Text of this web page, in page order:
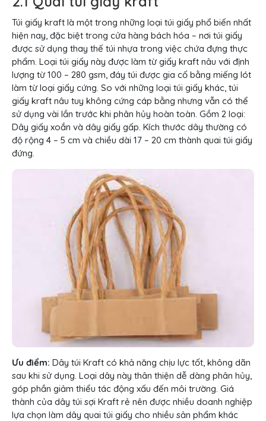
Túi giấy kraft là một trong những loại túi giấy phổ biến nhất
hiện nay, đặc biệt trong cửa hàng bách hóa – nơi túi giấy
được sử dụng thay thế túi nhựa trong việc chứa đựng thực
phẩm. Loại túi giấy này được làm từ giấy kraft nâu với định
lượng từ 100 – 280 gsm, đáy túi được gia cố bằng miếng lót
làm từ loại giấy cứng. So với những loại túi giấy khác, túi
giấy kraft nâu tuy không cứng cáp bằng nhưng vẫn có thể
sử dụng vài lần trước khi phân hủy hoàn toàn. Gồm 2 loại:
Dây giấy xoắn và dây giấy gấp. Kích thước dây thường có
độ rộng 4 – 5 cm và chiều dài 17 – 20 cm thành quai túi giấy
đứng.
Ưu điểm: Dây túi Kraft có khả năng chịu lực tốt, không dãn
sau khi sử dụng. Loại dây này thân thiện dễ dàng phân hủy,
góp phần giảm thiểu tác động xấu đến môi trường. Giá
thành của dây túi sợi Kraft rẻ nên được nhiều doanh nghiệp
lựa chọn làm dây quai túi giấy cho nhiều sản phẩm khác